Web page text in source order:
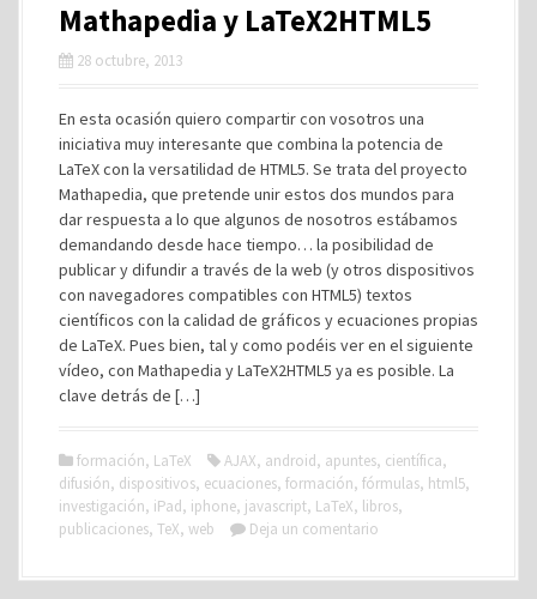
Mathapedia y LaTeX2HTML5
28 octubre, 2013
En esta ocasión quiero compartir con vosotros una
iniciativa muy interesante que combina la potencia de
LaTeX con la versatilidad de HTML5. Se trata del proyecto
Mathapedia, que pretende unir estos dos mundos para
dar respuesta a lo que algunos de nosotros estábamos
demandando desde hace tiempo… la posibilidad de
publicar y difundir a través de la web (y otros dispositivos
con navegadores compatibles con HTML5) textos
científicos con la calidad de gráficos y ecuaciones propias
de LaTeX. Pues bien, tal y como podéis ver en el siguiente
vídeo, con Mathapedia y LaTeX2HTML5 ya es posible. La
clave detrás de […]
formación, LaTeX AJAX, android, apuntes, científica,
difusión, dispositivos, ecuaciones, formación, fórmulas, html5,
investigación, iPad, iphone, javascript, LaTeX, libros,
publicaciones, TeX, web Deja un comentario